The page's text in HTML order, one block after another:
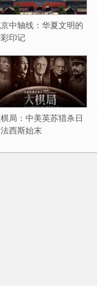
中轴线：华夏文明的
印记
局：中美英苏猎杀日
西斯始末